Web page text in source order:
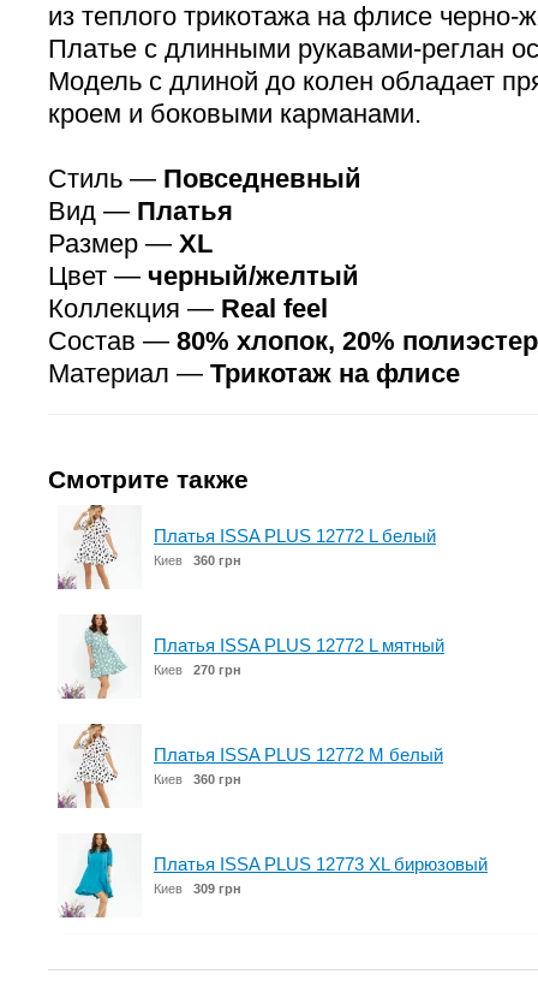
из теплого трикотажа на флисе черно-
Платье с длинными рукавами-реглан
Модель с длиной до колен обладает
кроем и боковыми карманами.
Стиль — Повседневный
Вид — Платья
Размер — XL
Цвет — черный/желтый
Коллекция — Real feel
Состав — 80% хлопок, 20% полиэстер
Материал — Трикотаж на флисе
Смотрите также
Платья ISSA PLUS 12772 L белый
Киев 360 грн
Платья ISSA PLUS 12772 L мятный
Киев 270 грн
Платья ISSA PLUS 12772 M белый
Киев 360 грн
Платья ISSA PLUS 12773 XL бирюзовый
Киев 309 грн